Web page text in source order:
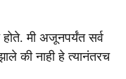
मी अजूनपर्यंत सर्व
की नाही हे त्यानंतरच